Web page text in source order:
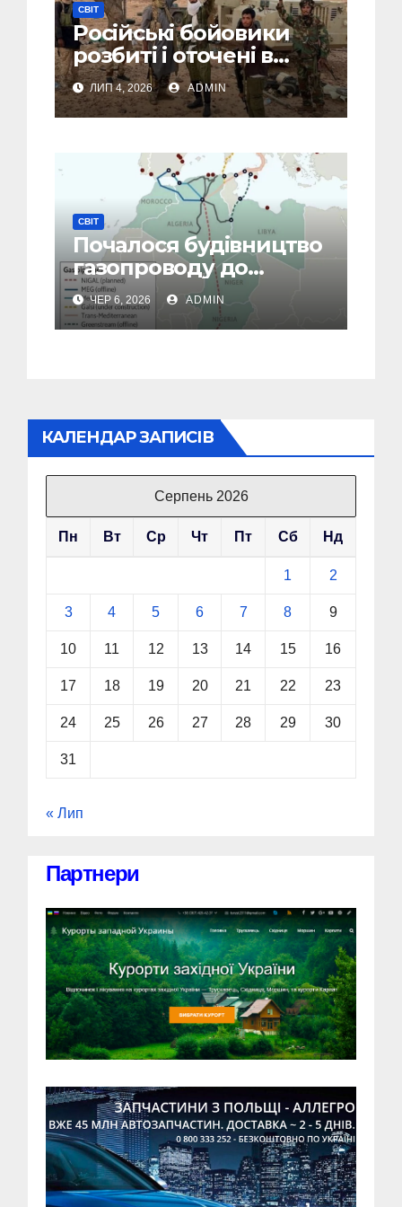
СВІТ
Російські бойовики
розбиті і оточені в
Малі: посольство РФ
йде на крайні заходи
ЛИП 4, 2026 ADMIN
СВІТ
Почалося будівництво
газопроводу до
Європи в обхід рф
ЧЕР 6, 2026 ADMIN
КАЛЕНДАР ЗАПИСІВ
Серпень 2026
Пн Вт Ср Чт Пт Сб Нд
1 2
3 4 5 6 7 8 9
10 11 12 13 14 15 16
17 18 19 20 21 22 23
24 25 26 27 28 29 30
31
« Лип
Партнери